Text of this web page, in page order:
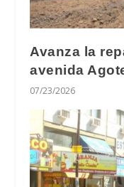
Avanza la
avenida
07/23/2026